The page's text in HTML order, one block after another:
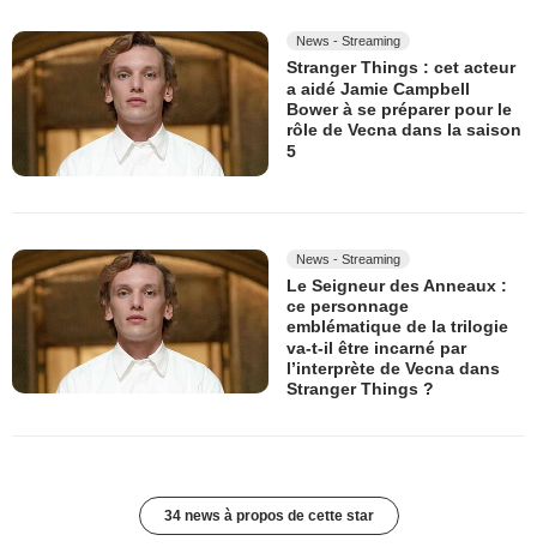
News - Streaming
Stranger Things : cet acteur
a aidé Jamie Campbell
Bower à se préparer pour le
rôle de Vecna dans la saison
5
News - Streaming
Le Seigneur des Anneaux :
ce personnage
emblématique de la trilogie
va-t-il être incarné par
l’interprète de Vecna dans
Stranger Things ?
34 news à propos de cette star